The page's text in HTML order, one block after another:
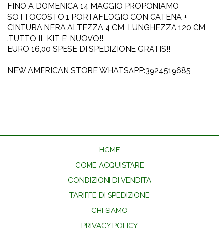
FINO A DOMENICA 14 MAGGIO PROPONIAMO
SOTTOCOSTO 1 PORTAFLOGIO CON CATENA +
CINTURA NERA ALTEZZA 4 CM ,LUNGHEZZA 120 CM
.TUTTO IL KIT E' NUOVO!!
EURO 16,00 SPESE DI SPEDIZIONE GRATIS!!
NEW AMERICAN STORE WHATSAPP:3924519685
HOME
COME ACQUISTARE
CONDIZIONI DI VENDITA
TARIFFE DI SPEDIZIONE
CHI SIAMO
PRIVACY POLICY